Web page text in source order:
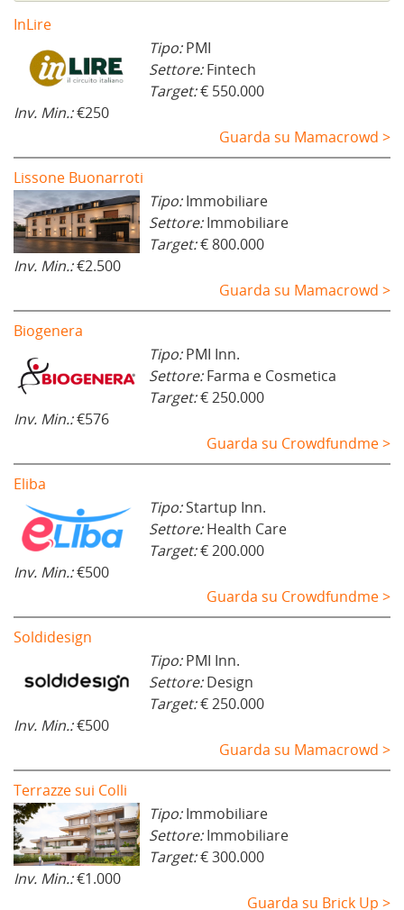
InLire
Tipo:PMI
Settore:Fintech
Target:€ 550.000
Inv. Min.:€250
Guarda su Mamacrowd >
Lissone Buonarroti
Tipo:Immobiliare
Settore:Immobiliare
Target:€ 800.000
Inv. Min.:€2.500
Guarda su Mamacrowd >
Biogenera
Tipo:PMI Inn.
Settore:Farma e Cosmetica
Target:€ 250.000
Inv. Min.:€576
Guarda su Crowdfundme >
Eliba
Tipo:Startup Inn.
Settore:Health Care
Target:€ 200.000
Inv. Min.:€500
Guarda su Crowdfundme >
Soldidesign
Tipo:PMI Inn.
Settore:Design
Target:€ 250.000
Inv. Min.:€500
Guarda su Mamacrowd >
Terrazze sui Colli
Tipo:Immobiliare
Settore:Immobiliare
Target:€ 300.000
Inv. Min.:€1.000
Guarda su Brick Up >